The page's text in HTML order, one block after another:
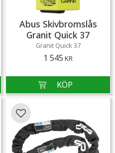
Abus Skivbromslås
Granit Quick 37
Granit Quick 37
1 545 KR
Lägg till i favoriter